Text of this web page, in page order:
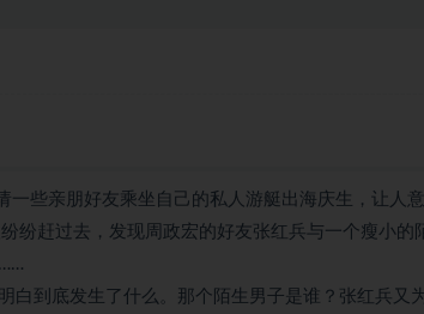
些亲朋好友乘坐自己的私人游艇出海庆生，让人
纷赶过去，发现周政宏的好友张红兵与一个瘦小的
白到底发生了什么。那个陌生男子是谁？张红兵又